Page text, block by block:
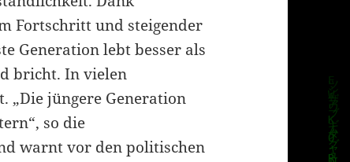
Fortschritt und steigender
Generation lebt besser als
bricht. In vielen
jüngere Generation
so die
warnt vor den politischen